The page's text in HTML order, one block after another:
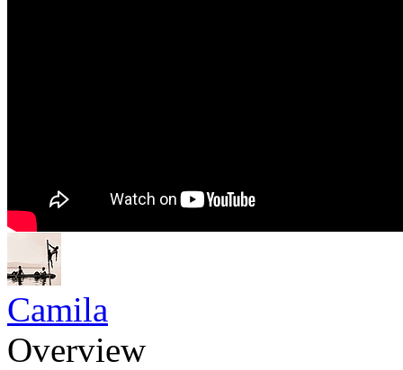
Camila
Overview